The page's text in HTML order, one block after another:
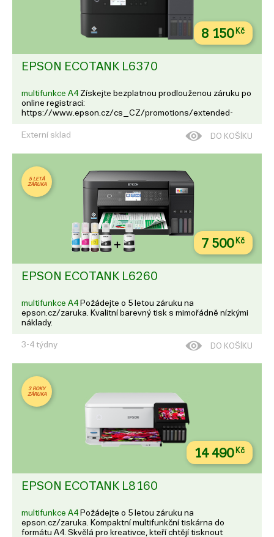
8 150Kč
EPSON ECOTANK L6370
multifunkce A4 Získejte bezplatnou prodlouženou záruku po
online registraci:
https://www.epson.cz/cs_CZ/promotions/extended-
A4 je ideální pro každého, kdo hledá nízkonákladový tisk. Má
Externí sklad DO KOŠÍKU
5 LETÁ
ZÁRUKA
7 500Kč
EPSON ECOTANK L6260
multifunkce A4 Požádejte o 5 letou záruku na
epson.cz/zaruka. Kvalitní barevný tisk s mimořádně nízkými
náklady.
3-4 týdny DO KOŠÍKU
3 ROKY
ZÁRUKA
14 490Kč
EPSON ECOTANK L8160
multifunkce A4 Požádejte o 5 letou záruku na
epson.cz/zaruka. Kompaktní multifunkční tiskárna do
formátu A4. Skvělá pro kreativce, kteří chtějí tisknout